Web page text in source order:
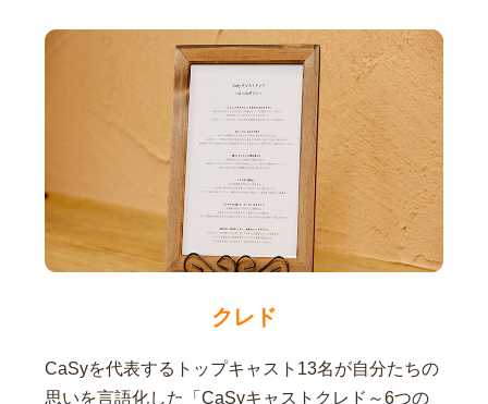
クレド
CaSyを代表するトップキャスト13名が自分たちの
思いを言語化した「CaSyキャストクレド～6つの